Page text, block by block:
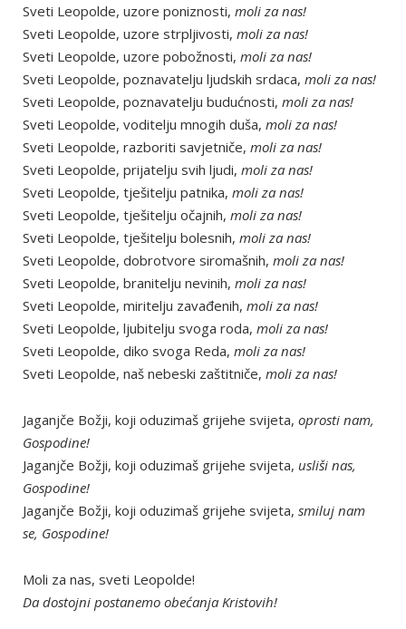
Sveti Leopolde, uzore poniznosti, moli za nas!
Sveti Leopolde, uzore strpljivosti, moli za nas!
Sveti Leopolde, uzore pobožnosti, moli za nas!
Sveti Leopolde, poznavatelju ljudskih srdaca, moli za nas!
Sveti Leopolde, poznavatelju budućnosti, moli za nas!
Sveti Leopolde, voditelju mnogih duša, moli za nas!
Sveti Leopolde, razboriti savjetniče, moli za nas!
Sveti Leopolde, prijatelju svih ljudi, moli za nas!
Sveti Leopolde, tješitelju patnika, moli za nas!
Sveti Leopolde, tješitelju očajnih, moli za nas!
Sveti Leopolde, tješitelju bolesnih, moli za nas!
Sveti Leopolde, dobrotvore siromašnih, moli za nas!
Sveti Leopolde, branitelju nevinih, moli za nas!
Sveti Leopolde, miritelju zavađenih, moli za nas!
Sveti Leopolde, ljubitelju svoga roda, moli za nas!
Sveti Leopolde, diko svoga Reda, moli za nas!
Sveti Leopolde, naš nebeski zaštitniče, moli za nas!
Jaganjče Božji, koji oduzimaš grijehe svijeta, oprosti nam,
Gospodine!
Jaganjče Božji, koji oduzimaš grijehe svijeta, usliši nas,
Gospodine!
Jaganjče Božji, koji oduzimaš grijehe svijeta, smiluj nam
se, Gospodine!
Moli za nas, sveti Leopolde!
Da dostojni postanemo obećanja Kristovih!